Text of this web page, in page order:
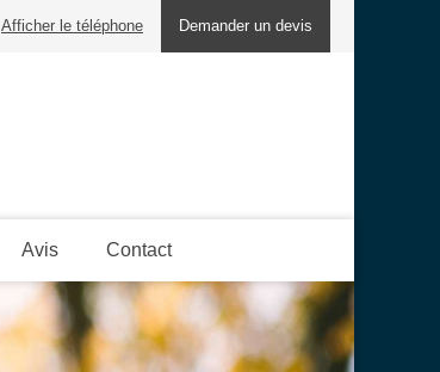
Demander un devis
Afficher le téléphone
Avis Contact